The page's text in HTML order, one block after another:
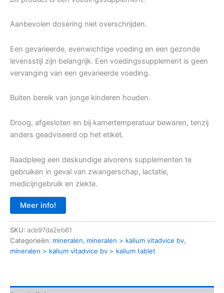
Aanbevolen dosering niet overschrijden.
Een gevarieerde, evenwichtige voeding en een gezonde
levensstijl zijn belangrijk. Een voedingssupplement is geen
vervanging van een gevarieerde voeding.
Buiten bereik van jonge kinderen houden.
Droog, afgesloten en bij kamertemperatuur bewaren, tenzij
anders geadviseerd op het etiket.
Raadpleeg een deskundige alvorens supplementen te
gebruiken in geval van zwangerschap, lactatie,
medicijngebruik en ziekte.
Meer info!
SKU: acb97da2eb61
Categorieën: mineralen, mineralen > kalium vitadvice bv,
mineralen > kalium vitadvice bv > kalium tablet